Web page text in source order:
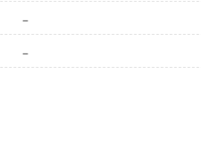
－
－